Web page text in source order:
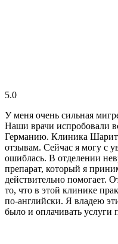
5.0
У меня очень сильная
Наши врачи испробовали
Германию. Клиника
отзывам. Сейчас я могу с
ошиблась. В отделении
препарат, который я
действительно помогает.
то, что в этой клинике
по-английски. Я владею
было и оплачивать услуги